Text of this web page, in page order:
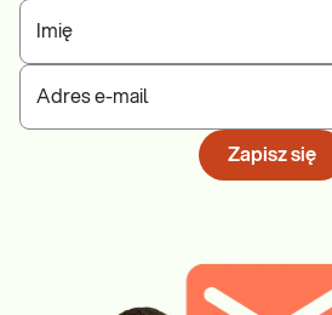
Imię
Adres e-mail
Zapisz się